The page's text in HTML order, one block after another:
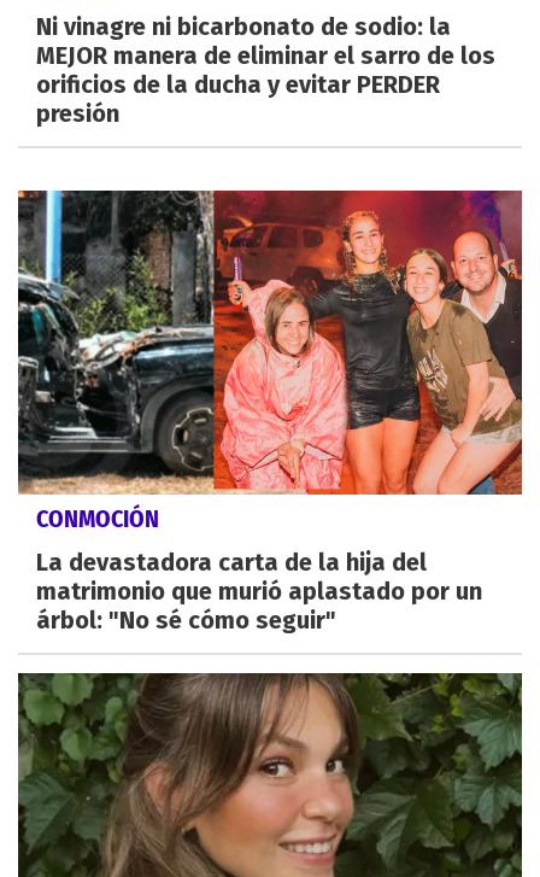
Ni vinagre ni bicarbonato de sodio: la
MEJOR manera de eliminar el sarro de los
orificios de la ducha y evitar PERDER
presión
CONMOCIÓN
La devastadora carta de la hija del
matrimonio que murió aplastado por un
árbol: "No sé cómo seguir"